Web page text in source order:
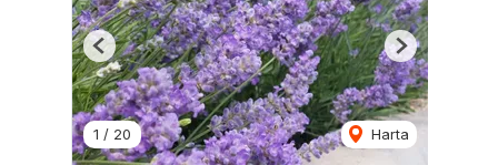
1 / 20 Harta
Previous Next